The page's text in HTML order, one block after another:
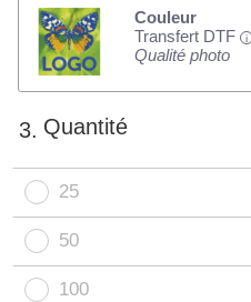
Couleur
Transfert DTF
i
Qualité photo
3. Quantité
25
50
100